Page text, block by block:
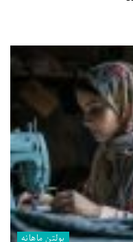
بولتن ماهانه